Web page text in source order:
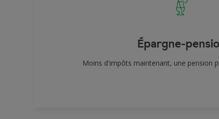
Épargne-
Moins d'impôts maintenant, une pension